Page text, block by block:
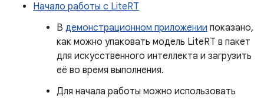
Начало работы с LiteRT
В демонстрационном приложении показано,
как можно упаковать модель LiteRT в пакет
для искусственного интеллекта и загрузить
её во время выполнения.
Для начала работы можно использовать